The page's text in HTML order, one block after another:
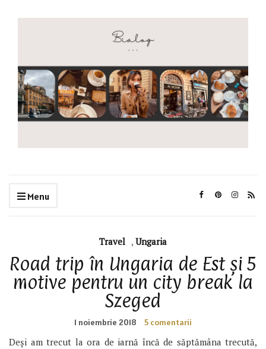
Menu
Travel , Ungaria
Road trip în Ungaria de Est și 5
motive pentru un city break la
Szeged
1 noiembrie 2018 5 comentarii
Deși am trecut la ora de iarnă încă de săptămâna trecută,